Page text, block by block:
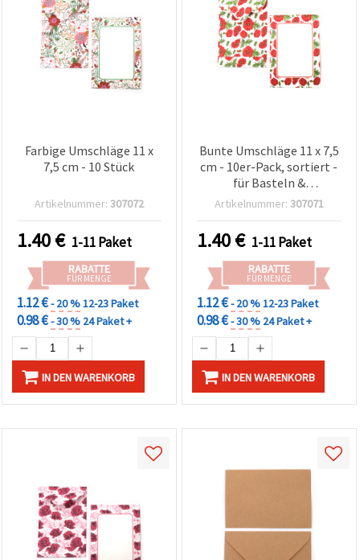
Farbige Umschläge 11 x
7,5 cm - 10 Stück
Artikelnummer: 307072
1.40€ 1-11 Paket
RABATTE
FÜR MENGE
1.12 €- 20 %12-23 Paket
0.98 €- 30 % 24 Paket +
IN DEN WARENKORB
Bunte Umschläge 11 x 7,5
cm - 10er-Pack, sortiert -
für Basteln &
Scrapbooking
Artikelnummer: 307071
1.40€ 1-11 Paket
RABATTE
FÜR MENGE
1.12 €- 20 %12-23 Paket
0.98 €- 30 % 24 Paket +
IN DEN WARENKORB